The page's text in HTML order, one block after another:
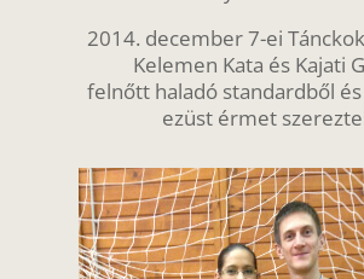
2014. december 7-ei
Kelemen Kata és Kajati
felnőtt haladó standardből
ezüst érmet